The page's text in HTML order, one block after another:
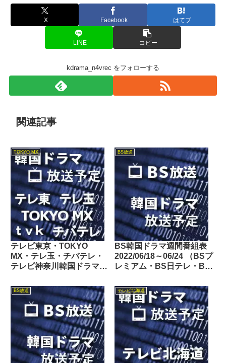
X Facebook はてブ
LINE コピー
kdrama_n4vrec をフォローする
関連記事
TOKYO MX
テレビ東京・TOKYO
MX・テレ玉・チバテレ・
テレビ神奈川韓国ドラマ週
07/31
BS放送
BS韓国ドラマ週間番組表
2022/06/18～06/24 （BSプ
レミアム・BS日テレ・BS
東・BSフジ）
BS放送 テレビ北海道